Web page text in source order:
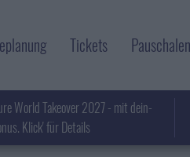
Tickets Pauschalen
World Takeover 2027 - mit dein-
Klick' für Details